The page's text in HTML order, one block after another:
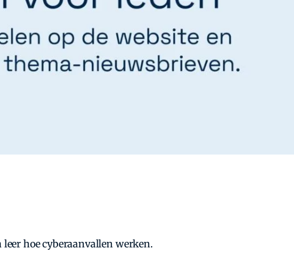
hoe cyberaanvallen werken.